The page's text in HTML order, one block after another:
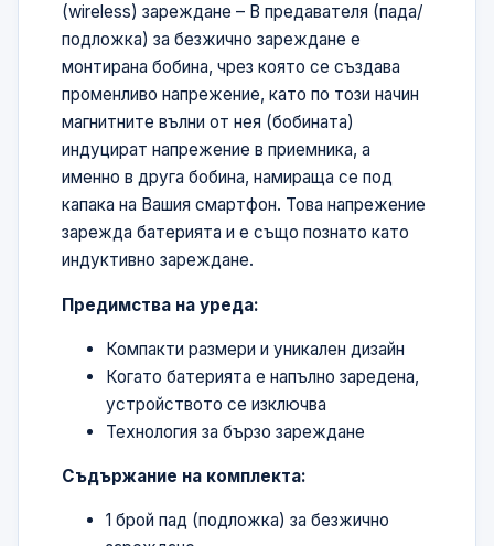
(wireless) зареждане – В предавателя (пада/
подложка) за безжично зареждане е
монтирана бобина, чрез която се създава
променливо напрежение, като по този начин
магнитните вълни от нея (бобината)
индуцират напрежение в приемника, а
именно в друга бобина, намираща се под
капака на Вашия смартфон. Това напрежение
зарежда батерията и е също познато като
индуктивно зареждане.
Предимства на уреда:
Компакти размери и уникален дизайн
Когато батерията е напълно заредена,
устройството се изключва
Технология за бързо зареждане
Съдържание на комплекта:
1 брой пад (подложка) за безжично